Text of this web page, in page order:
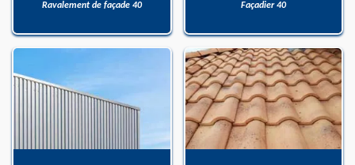
Ravalement de façade 40 Façadier 40